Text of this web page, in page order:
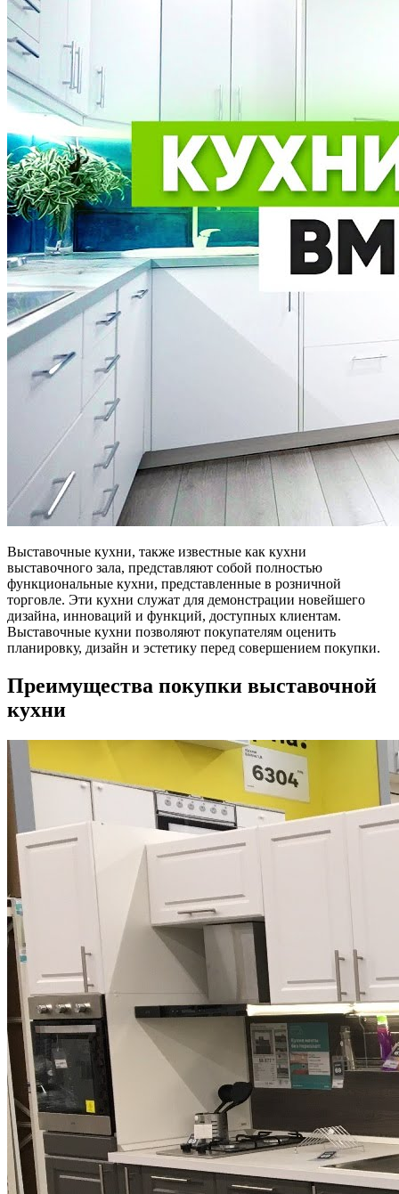
Выставочные кухни, также известные как кухни
выставочного зала, представляют собой полностью
функциональные кухни, представленные в розничной
торговле. Эти кухни служат для демонстрации новейшего
дизайна, инноваций и функций, доступных клиентам.
Выставочные кухни позволяют покупателям оценить
планировку, дизайн и эстетику перед совершением покупки.
Преимущества покупки выставочной
кухни